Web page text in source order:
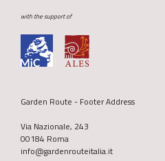
with the support of
Garden Route - Footer Address
Via Nazionale, 243
00184 Roma
info@gardenrouteitalia.it